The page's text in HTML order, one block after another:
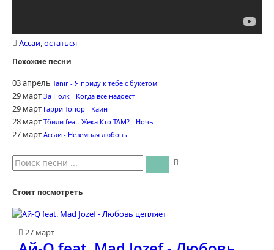
Ассаи остаться
Похожие песни
03 апрель Tanir - Я приду к тебе с букетом
29 март За Полк - Когда всё надоест
29 март Гарри Топор - Каин
28 март Тбили feat. Жека Кто ТАМ? - Ночь
27 март Ассаи - Неземная любовь
Стоит посмотреть
27 март